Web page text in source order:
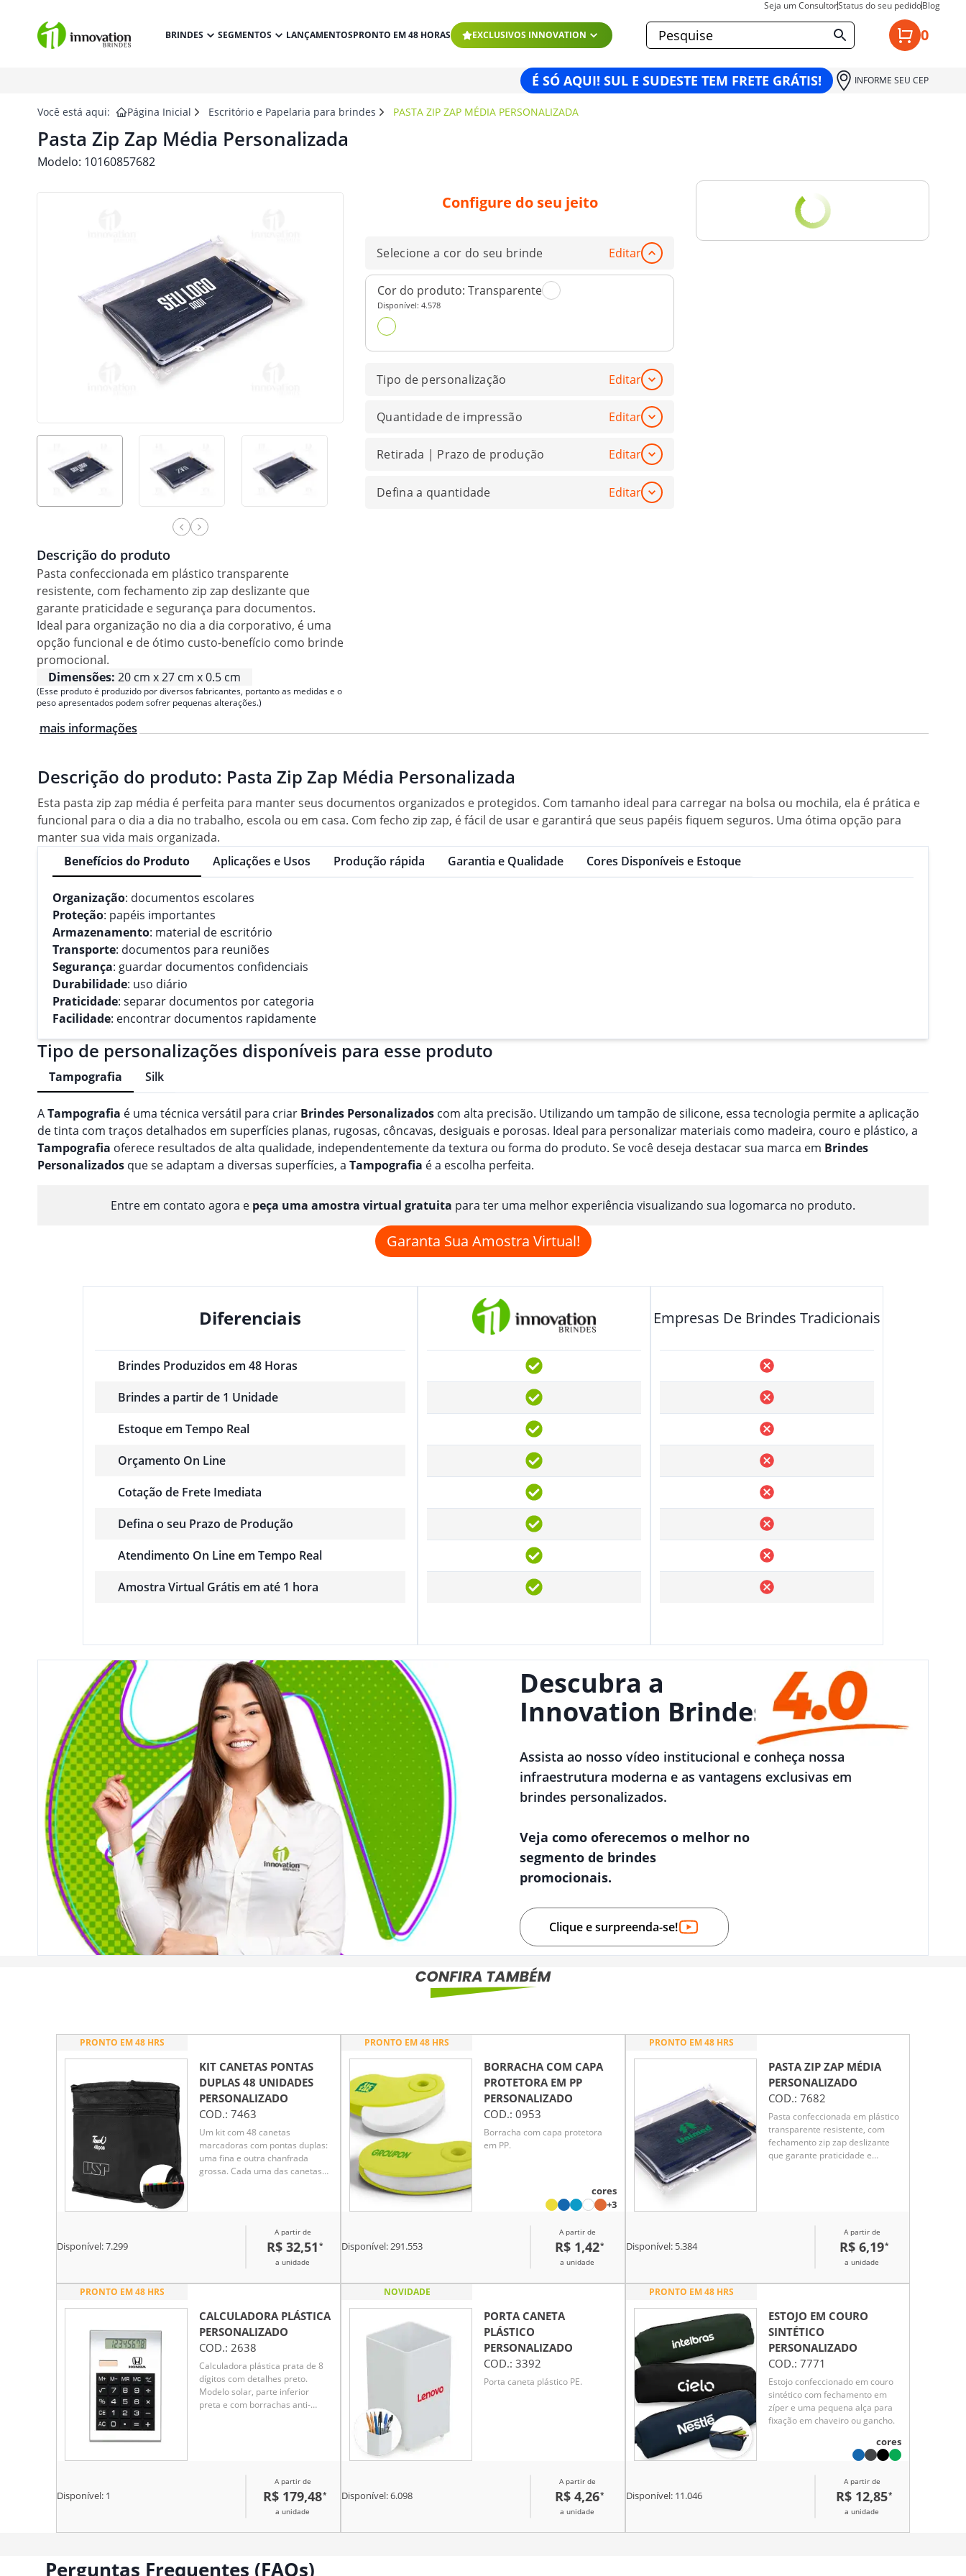
Seja um ConsultorStatus do seu pedidoBlog
BRINDES SEGMENTOS LANÇAMENTOSPRONTO EM 48 HORAS EXCLUSIVOS INNOVATION 0
É SÓ AQUI! SUL E SUDESTE TEM FRETE GRÁTIS! INFORME SEU CEP
Você está aqui: Página Inicial Escritório e Papelaria para brindes PASTA ZIP ZAP MÉDIA PERSONALIZADA
Pasta Zip Zap Média Personalizada
Modelo: 10160857682
Descrição do produto
Pasta confeccionada em plástico transparente
resistente, com fechamento zip zap deslizante que
garante praticidade e segurança para documentos.
Ideal para organização no dia a dia corporativo, é uma
opção funcional e de ótimo custo-benefício como brinde
promocional.
Dimensões: 20 cm x 27 cm x 0.5 cm
(Esse produto é produzido por diversos fabricantes, portanto as medidas e o
peso apresentados podem sofrer pequenas alterações.)
Configure do seu jeito
Selecione a cor do seu brinde Editar
Cor do produto: Transparente
Disponível: 4.578
Tipo de personalização Editar
Quantidade de impressão Editar
Retirada | Prazo de produção Editar
Defina a quantidade Editar
mais informações
Descrição do produto: Pasta Zip Zap Média Personalizada
Esta pasta zip zap média é perfeita para manter seus documentos organizados e protegidos. Com tamanho ideal para carregar na bolsa ou mochila, ela é prática e
funcional para o dia a dia no trabalho, escola ou em casa. Com fecho zip zap, é fácil de usar e garantirá que seus papéis fiquem seguros. Uma ótima opção para
manter sua vida mais organizada.
Benefícios do Produto
Aplicações e Usos Produção rápida Garantia e Qualidade Cores Disponíveis e Estoque
Organização: documentos escolares
Proteção: papéis importantes
Armazenamento: material de escritório
Transporte: documentos para reuniões
Segurança: guardar documentos confidenciais
Durabilidade: uso diário
Praticidade: separar documentos por categoria
Facilidade: encontrar documentos rapidamente
Tipo de personalizações disponíveis para esse produto
Tampografia Silk
ATampografia é uma técnica versátil para criar Brindes Personalizados com alta precisão. Utilizando um tampão de silicone, essa tecnologia permite a aplicação
de tinta com traços detalhados em superfícies planas, rugosas, côncavas, desiguais e porosas. Ideal para personalizar materiais como madeira, couro e plástico, a
Tampografia oferece resultados de alta qualidade, independentemente da textura ou forma do produto. Se você deseja destacar sua marca em Brindes
Personalizados que se adaptam a diversas superfícies, a Tampografia é a escolha perfeita.
Entre em contato agora e peça uma amostra virtual gratuita para ter uma melhor experiência visualizando sua logomarca no produto.
Garanta Sua Amostra Virtual!
Diferenciais
Brindes Produzidos em 48 Horas
Brindes a partir de 1 Unidade
Estoque em Tempo Real
Orçamento On Line
Cotação de Frete Imediata
Defina o seu Prazo de Produção
Atendimento On Line em Tempo Real
Amostra Virtual Grátis em até 1 hora
Empresas De Brindes Tradicionais
Descubra a
Innovation Brindes
Assista ao nosso vídeo institucional e conheça nossa
infraestrutura moderna e as vantagens exclusivas em
brindes personalizados.
Veja como oferecemos o melhor no
segmento de brindes
promocionais.
Clique e surpreenda-se!
PRONTO EM 48 HRS
KIT CANETAS PONTAS
DUPLAS 48 UNIDADES
PERSONALIZADO
COD.: 7463
Um kit com 48 canetas
marcadoras com pontas duplas:
uma fina e outra chanfrada
grossa. Cada uma das canetas
até mesmo em períodos
prolongados. Este é um conjunto
que, através de toda a sua
variedade de cores, traz todas as
pintar, desenhar, escrever ou
marcar textos. Acompanham
bolsa para facilitar o transporte
do kit.
Disponível:7.299
A partir de
R$ 32,51 *
a unidade
PRONTO EM 48 HRS
BORRACHA COM CAPA
PROTETORA EM PP
PERSONALIZADO
COD.: 0953
Borracha com capa protetora
em PP.
cores
+3
Disponível:291.553
A partir de
R$ 1,42*
a unidade
PRONTO EM 48 HRS
PASTA ZIP ZAP MÉDIA
PERSONALIZADO
COD.: 7682
Pasta confeccionada em plástico
transparente resistente, com
fechamento zip zap deslizante
que garante praticidade e
Disponível: 5.384
A partir de
R$ 6,19*
a unidade
PRONTO EM 48 HRS
CALCULADORA PLÁSTICA
PERSONALIZADO
COD.: 2638
Calculadora plástica prata de 8
dígitos com detalhes preto.
Modelo solar, parte inferior
preta e com borrachas anti-
Disponível: 1
A partir de
R$ 179,48*
a unidade
NOVIDADE
PORTA CANETA
PLÁSTICO
PERSONALIZADO
COD.: 3392
Porta caneta plástico PE.
Disponível:6.098
A partir de
R$ 4,26*
a unidade
PRONTO EM 48 HRS
ESTOJO EM COURO
SINTÉTICO
PERSONALIZADO
COD.: 7771
Estojo confeccionado em couro
sintético com fechamento em
zíper e uma pequena alça para
fixação em chaveiro ou gancho.
cores
Disponível: 11.046
A partir de
R$ 12,85*
a unidade
Perguntas Frequentes (FAQs)